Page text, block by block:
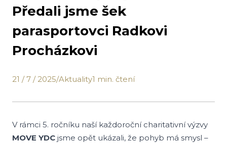
Předali jsme šek
parasportovci Radkovi
Procházkovi
21 / 7 / 2025/Aktuality1 min. čtení
V rámci 5. ročníku naší každoroční charitativní výzvy
MOVE YDC jsme opět ukázali, že pohyb má smysl –